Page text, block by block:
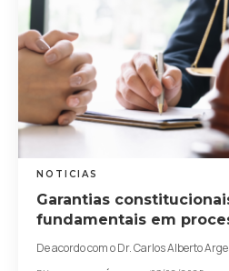
NOTICIAS
Garantias
fundamentais em
De acordo com o Dr. Carlos Alberto